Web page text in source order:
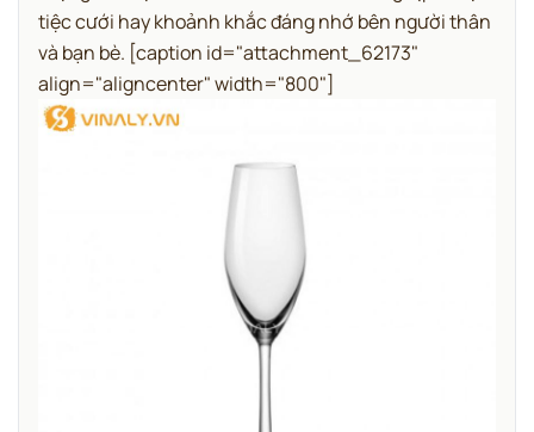
tiệc cưới hay khoảnh khắc đáng nhớ bên người thân
và bạn bè. [caption id="attachment_62173"
align="aligncenter" width="800"]